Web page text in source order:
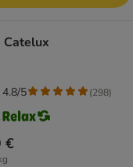
Catelux
€
4.8/5 (298)